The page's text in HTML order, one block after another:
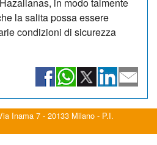
la salita possa essere
condizioni di sicurezza
Inama 7 - 20133 Milano - P.I.